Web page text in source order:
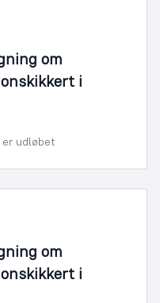
om
i
er udløbet
om
i